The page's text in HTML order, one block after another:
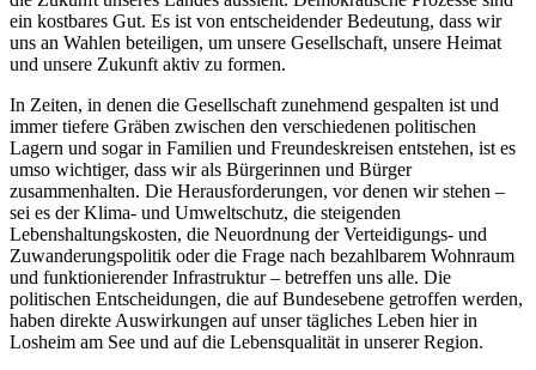
ein kostbares Gut. Es ist von entscheidender Bedeutung, dass wir
uns an Wahlen beteiligen, um unsere Gesellschaft, unsere Heimat
und unsere Zukunft aktiv zu formen.
In Zeiten, in denen die Gesellschaft zunehmend gespalten ist und
immer tiefere Gräben zwischen den verschiedenen politischen
Lagern und sogar in Familien und Freundeskreisen entstehen, ist es
umso wichtiger, dass wir als Bürgerinnen und Bürger
zusammenhalten. Die Herausforderungen, vor denen wir stehen –
sei es der Klima- und Umweltschutz, die steigenden
Lebenshaltungskosten, die Neuordnung der Verteidigungs- und
Zuwanderungspolitik oder die Frage nach bezahlbarem Wohnraum
und funktionierender Infrastruktur – betreffen uns alle. Die
politischen Entscheidungen, die auf Bundesebene getroffen werden,
haben direkte Auswirkungen auf unser tägliches Leben hier in
Losheim am See und auf die Lebensqualität in unserer Region.